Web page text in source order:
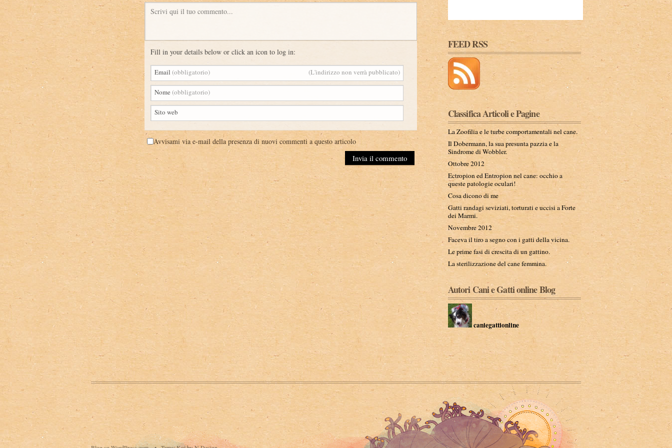
Scrivi qui il tuo commento...
Fill in your details below or click an icon to log in:
Email (obbligatorio) (L'indirizzo non verrà pubblicato)
Nome (obbligatorio)
Sito web
Avvisami via e-mail della presenza di nuovi commenti a questo articolo
FEED RSS
Classifica Articoli e Pagine
La Zoofilia e le turbe comportamentali nel cane.
Il Dobermann, la sua presunta pazzia e la
Sindrome di Wobbler.
Ottobre 2012
Ectropion ed Entropion nel cane: occhio a
queste patologie oculari!
Cosa dicono di me
Gatti randagi seviziati, torturati e uccisi a Forte
dei Marmi.
Novembre 2012
Faceva il tiro a segno con i gatti della vicina.
Le prime fasi di crescita di un gattino.
La sterilizzazione del cane femmina.
Autori Cani e Gatti online Blog
caniegattionline